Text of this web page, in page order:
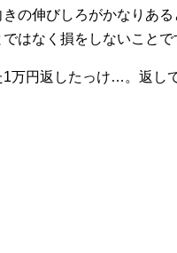
の伸びしろがかなりある
はなく損をしないことで
万円返したっけ…。返し